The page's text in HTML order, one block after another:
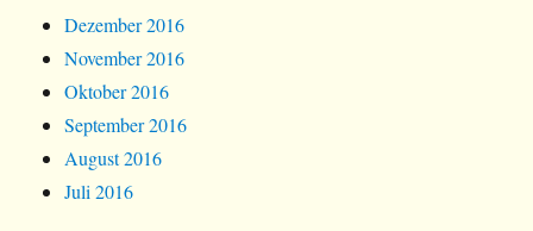
Dezember 2016
November 2016
Oktober 2016
September 2016
August 2016
Juli 2016